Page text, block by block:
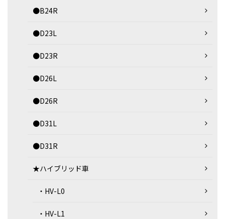
●B24R
●D23L
●D23R
●D26L
●D26R
●D31L
●D31R
★ハイブリッド車
・HV-L0
・HV-L1